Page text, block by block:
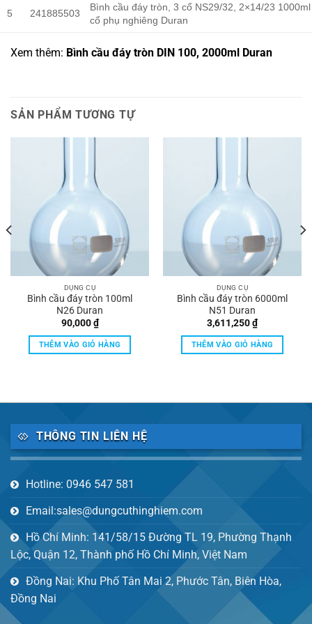
5 241885503
Bình cầu đáy tròn, 3 cổ NS29/32, 2×14/23 1000ml
cổ phụ nghiêng Duran
Xem thêm: Bình cầu đáy tròn DIN 100, 2000ml Duran
SẢN PHẨM TƯƠNG TỰ
DỤNG CỤ
Bình cầu đáy tròn 100ml
N26 Duran
90,000₫
THÊM VÀO GIỎ HÀNG
DỤNG CỤ
Bình cầu đáy tròn 6000ml
N51 Duran
3,611,250₫
THÊM VÀO GIỎ HÀNG
THÔNG TIN LIÊN HỆ
Hotline: 0946 547 581
Email:sales@dungcuthinghiem.com
Hồ Chí Minh: 141/58/15 Đường TL 19, Phường Thạnh
Lộc, Quận 12, Thành phố Hồ Chí Minh, Việt Nam
Đồng Nai: Khu Phố Tân Mai 2, Phước Tân, Biên Hòa,
Đồng Nai